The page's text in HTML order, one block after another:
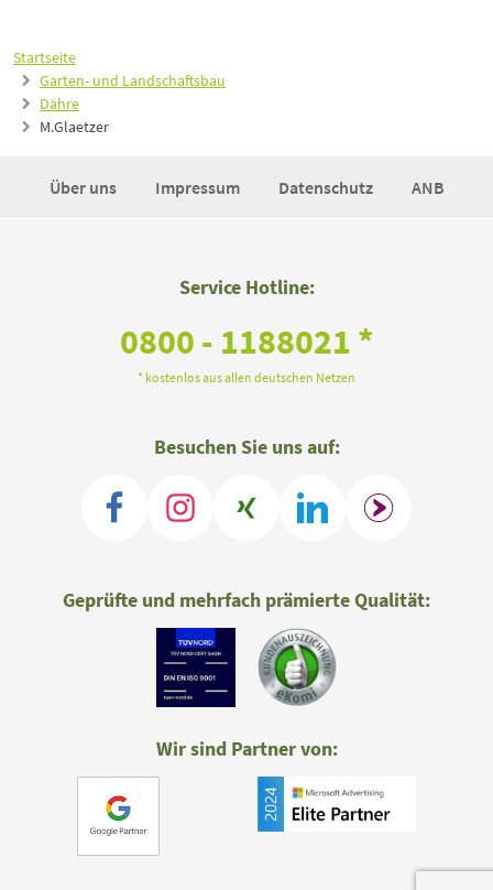
Startseite
Garten- und Landschaftsbau
Dähre
M.Glaetzer
Über uns Impressum Datenschutz ANB
Service Hotline:
0800 - 1188021 *
* kostenlos aus allen deutschen Netzen
Besuchen Sie uns auf:
Geprüfte und mehrfach prämierte Qualität:
Wir sind Partner von: